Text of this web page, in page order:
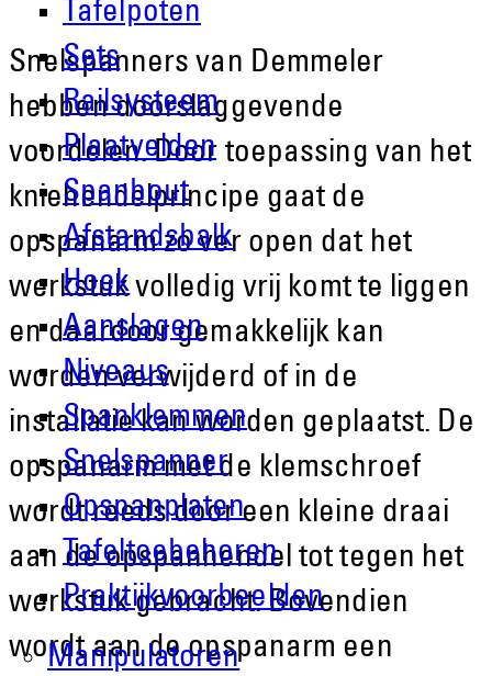
Tafelpoten
Sets
Railsysteem
Plaatvelden
Spanbout
Afstandsbalk
Hoek
Aanslagen
Niveaus
Spanklemmen
Snelspanner
Opspanplaten
Tafeltoebehoren
Praktijkvoorbeelden
Manipulatoren
Snelspanners van Demmeler
hebben doorslaggevende
voordelen. Door toepassing van het
kniehendelprincipe gaat de
opspanarm zo ver open dat het
werkstuk volledig vrij komt te liggen
en daardoor gemakkelijk kan
worden verwijderd of in de
installatie kan worden geplaatst. De
opspanarm met de klemschroef
wordt reeds door een kleine draai
aan de opspanhendel tot tegen het
werkstuk gebracht. Bovendien
wordt aan de opspanarm een